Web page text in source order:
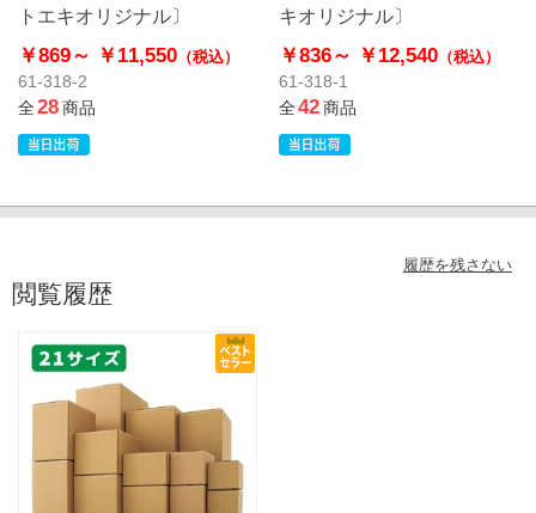
トエキオリジナル〕
￥869～ ￥11,550 （税込）
61-318-2
全28商品
キオリジナル〕
￥836～ ￥12,540（税込）
61-318-1
全42商品
履歴を残さない
閲覧履歴